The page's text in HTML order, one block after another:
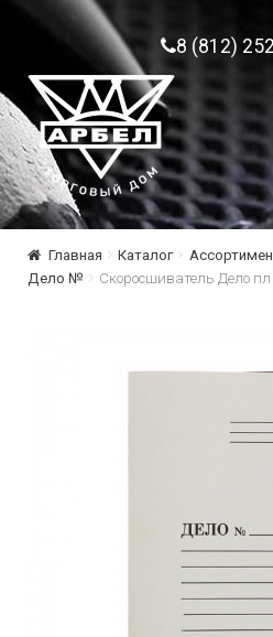
Перейти к навигации
Перейти к содержимому
8 (812)
Главная Каталог
Дело №
Скоросшиватель Дело пл